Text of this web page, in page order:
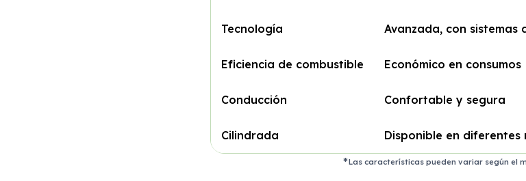
Tecnología Avanzada, con
Eficiencia de combustible Económico en consumos
Conducción Confortable y segura
Cilindrada Disponible en diferentes
Las características pueden variar según el